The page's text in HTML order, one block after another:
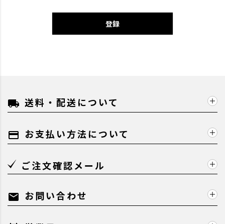
登録
local_shipping 送料・配送について
payment お支払い方法について
ご注文確認メール
mail お問い合わせ